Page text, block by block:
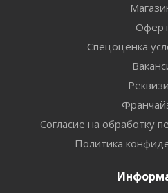
Спецоценка
Согласие на обработку
Политика